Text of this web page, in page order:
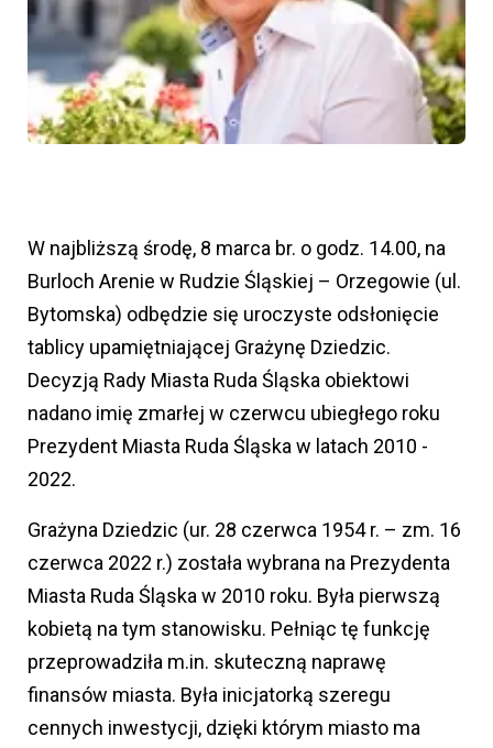
W najbliższą środę, 8 marca br. o godz. 14.00, na
Burloch Arenie w Rudzie Śląskiej – Orzegowie (ul.
Bytomska) odbędzie się uroczyste odsłonięcie
tablicy upamiętniającej Grażynę Dziedzic.
Decyzją Rady Miasta Ruda Śląska obiektowi
nadano imię zmarłej w czerwcu ubiegłego roku
Prezydent Miasta Ruda Śląska w latach 2010 -
2022.
Grażyna Dziedzic (ur. 28 czerwca 1954 r. – zm. 16
czerwca 2022 r.) została wybrana na Prezydenta
Miasta Ruda Śląska w 2010 roku. Była pierwszą
kobietą na tym stanowisku. Pełniąc tę funkcję
przeprowadziła m.in. skuteczną naprawę
finansów miasta. Była inicjatorką szeregu
cennych inwestycji, dzięki którym miasto ma